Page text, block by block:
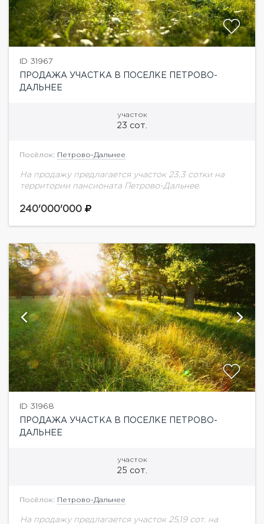
ID 31967
ПРОДАЖА УЧАСТКА В ПОСЕЛКЕ ПЕТРОВО-
ДАЛЬНЕЕ
участок
23 сот.
Посёлок: Петрово-Дальнее
На продажу предлагается участок 23,3 сотки на
территории пансионата Петрово-Дальнее.
240'000'000
ID 31968
ПРОДАЖА УЧАСТКА В ПОСЕЛКЕ ПЕТРОВО-
ДАЛЬНЕЕ
участок
25 сот.
Посёлок: Петрово-Дальнее
На продажу предлагается участок 25,19 сот. на